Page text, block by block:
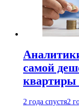
самой
квартиры
2 года спустя2